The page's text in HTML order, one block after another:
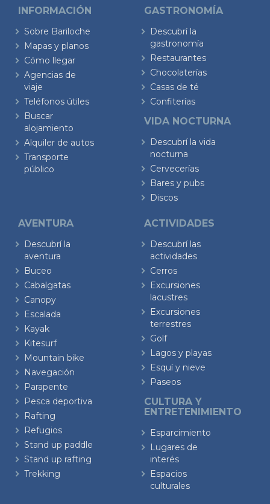
INFORMACIÓN
Sobre Bariloche
Mapas y planos
Cómo llegar
Agencias de
viaje
Teléfonos útiles
Buscar
alojamiento
Alquiler de autos
Transporte
público
GASTRONOMÍA
Descubrí la
gastronomía
Restaurantes
Chocolaterías
Casas de té
Confiterías
VIDA NOCTURNA
Descubrí la vida
nocturna
Cervecerías
Bares y pubs
Discos
AVENTURA
Descubrí la
aventura
Buceo
Cabalgatas
Canopy
Escalada
Kayak
Kitesurf
Mountain bike
Navegación
Parapente
Pesca deportiva
Rafting
Refugios
Stand up paddle
Stand up rafting
Trekking
ACTIVIDADES
Descubrí las
actividades
Cerros
Excursiones
lacustres
Excursiones
terrestres
Golf
Lagos y playas
Esquí y nieve
Paseos
CULTURA Y
ENTRETENIMIENTO
Esparcimiento
Lugares de
interés
Espacios
culturales